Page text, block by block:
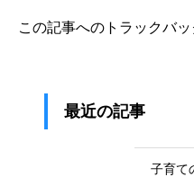
この記事へのトラックバッ
最近の記事
子育て